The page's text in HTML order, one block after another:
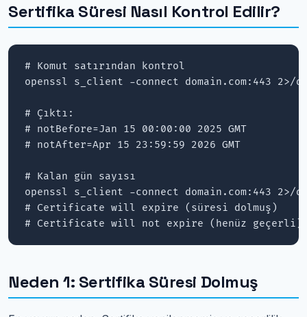
Sertifika Süresi Nasıl Kontrol Edilir?
# Komut satırından kontrol
openssl s_client -connect domain.com:443
# Çıktı:
# notBefore=Jan 15 00:00:00 2025 GMT
# notAfter=Apr 15 23:59:59 2026 GMT
# Kalan gün sayısı
openssl s_client -connect domain.com:443
# Certificate will expire (süresi dolmuş)
# Certificate will not expire (henüz geçerli)
Neden 1: Sertifika Süresi Dolmuş